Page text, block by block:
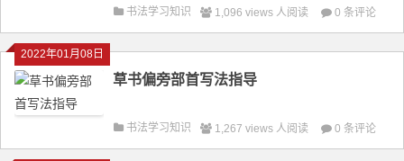
书法学习知识 1,096 views 人阅读 0 条评论
2022年01月08日
草书偏旁部首写法指导
书法学习知识 1,267 views 人阅读 0 条评论